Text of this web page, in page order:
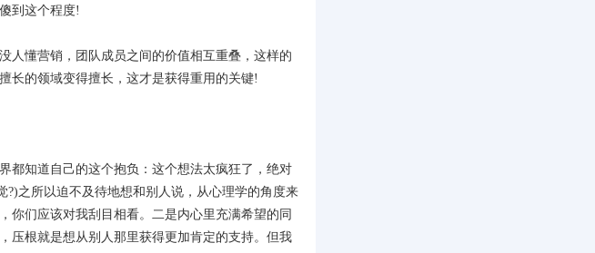
到这个程度!
人懂营销，团队成员之间的价值相互重叠，这样的
长的领域变得擅长，这才是获得重用的关键!
都知道自己的这个抱负：这个想法太疯狂了，绝对
之所以迫不及待地想和别人说，从心理学的角度来
你们应该对我刮目相看。二是内心里充满希望的同
压根就是想从别人那里获得更加肯定的支持。但我